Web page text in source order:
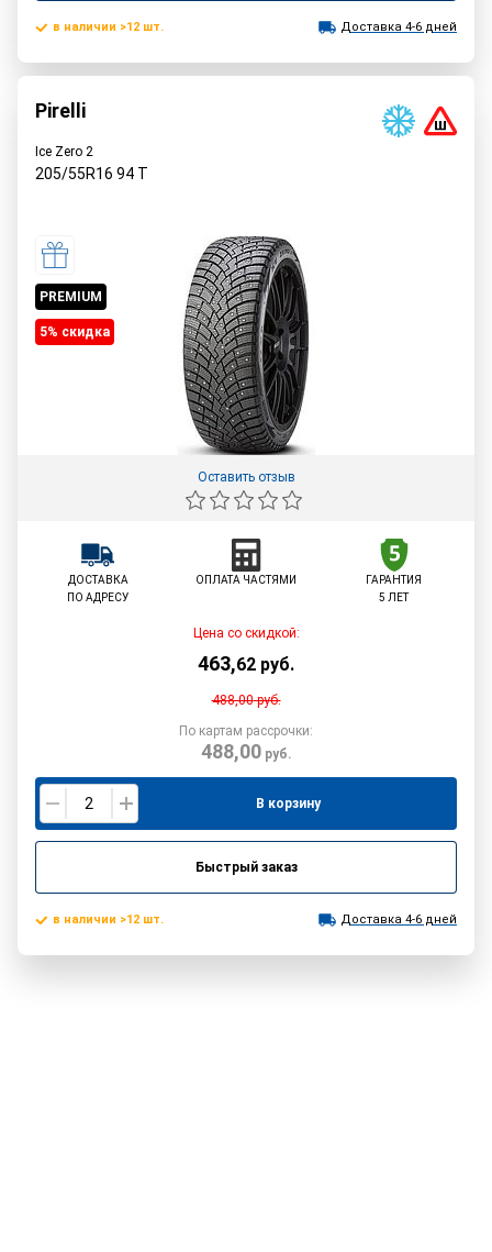
в наличии >12 шт. Доставка 4-6 дней
Pirelli
Ice Zero 2
205/55R16 94 T
PREMIUM
5% cкидка
Оставить отзыв
ДОСТАВКА
ПО АДРЕСУ
ОПЛАТА ЧАСТЯМИ
ГАРАНТИЯ
5 ЛЕТ
Цена со скидкой:
463,62 руб.
488,00руб.
По картам рассрочки:
488,00руб.
В корзину
Быстрый заказ
в наличии >12 шт. Доставка 4-6 дней